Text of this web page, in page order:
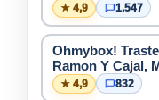
★ 4,9 1.547
Ohmybox!
Ramon Y Cajal,
★ 4,9 832